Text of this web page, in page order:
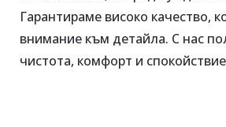
Гарантираме високо качество,
внимание към детайла. С нас
чистота, комфорт и